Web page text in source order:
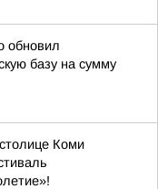
обновил
базу на сумму
Коми